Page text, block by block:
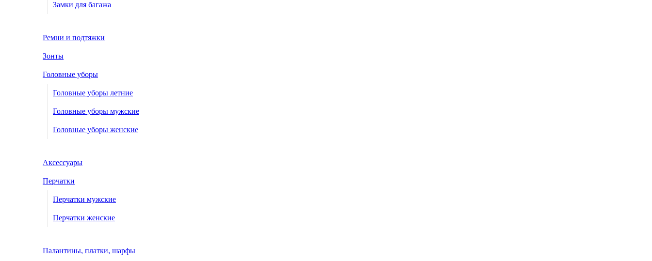
Замки для багажа
Ремни и подтяжки
Зонты
Головные уборы
Головные уборы летние
Головные уборы мужские
Головные уборы женские
Аксессуары
Перчатки
Перчатки мужские
Перчатки женские
Палантины, платки, шарфы